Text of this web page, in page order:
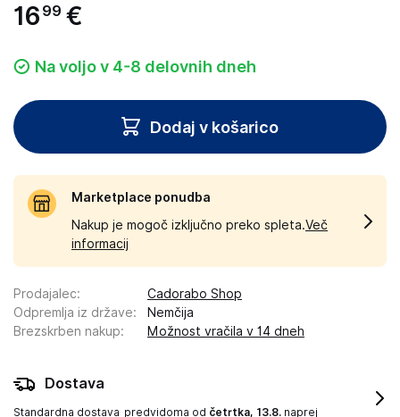
16 99 €
Na voljo v 4-8 delovnih dneh
Dodaj v košarico
Marketplace ponudba
Nakup je mogoč izključno preko spleta.Več
informacij
Prodajalec:
Cadorabo Shop
Odpremlja iz države:
Nemčija
Brezskrben nakup: Možnost vračila v 14 dneh
Dostava
Standardna dostava predvidoma od četrtka, 13.8. naprej